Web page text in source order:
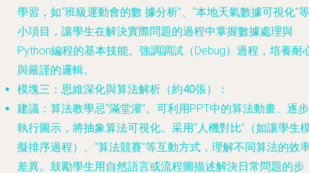
學習，如“班級運動會的數 據分析”、“本地天氣數據可視化”等
小項目，讓學生在解決實際問題的過程中掌握數據處理與
Python編程的基本技能。強調調試（Debug）過程，培養耐
與嚴謹的邏輯。
模塊三：思維深化與算法解析（約40張）
：
建議 ：算法教學忌“滿堂灌”。可利用PPT中的算法動畫、逐步
執行圖示，將抽象算法可視化。采用“人機對比”（如讓學生
擬排序過程）、“算法競賽”等互動方式，理解不同算法的效
差異。鼓勵學生用自然語言或流程圖描述解決日常問題的步